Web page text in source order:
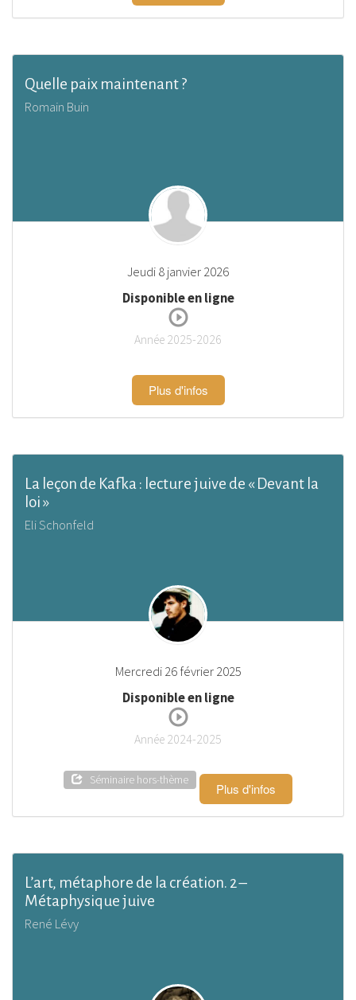
Quelle paix maintenant ?
Romain Buin
Jeudi 8 janvier 2026
Disponible en ligne
Année 2025-2026
Plus d'infos
La leçon de Kafka : lecture juive de « Devant la
loi »
Eli Schonfeld
Mercredi 26 février 2025
Disponible en ligne
Année 2024-2025
Séminaire hors-thème
Plus d'infos
L’art, métaphore de la création. 2 –
Métaphysique juive
René Lévy